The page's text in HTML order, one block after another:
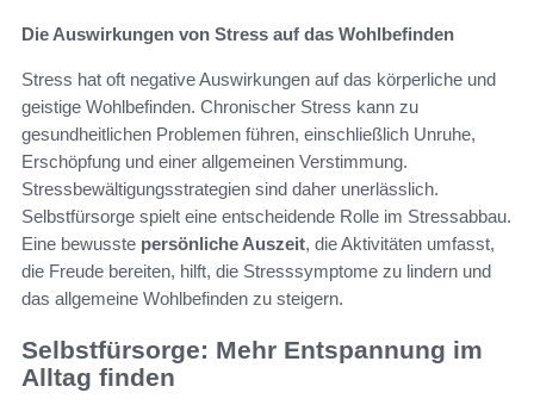
Die Auswirkungen von Stress auf das Wohlbefinden
Stress hat oft negative Auswirkungen auf das körperliche und
geistige Wohlbefinden. Chronischer Stress kann zu
gesundheitlichen Problemen führen, einschließlich Unruhe,
Erschöpfung und einer allgemeinen Verstimmung.
Stressbewältigungsstrategien sind daher unerlässlich.
Selbstfürsorge spielt eine entscheidende Rolle im Stressabbau.
Eine bewusste persönliche Auszeit, die Aktivitäten umfasst,
die Freude bereiten, hilft, die Stresssymptome zu lindern und
das allgemeine Wohlbefinden zu steigern.
Selbstfürsorge: Mehr Entspannung im
Alltag finden